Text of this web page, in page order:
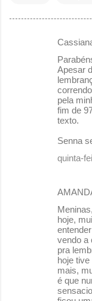
Apesar
pela
fim de
texto.
Senna
quinta-
hoje,
vendo a
pra
hoje
mais,
é que